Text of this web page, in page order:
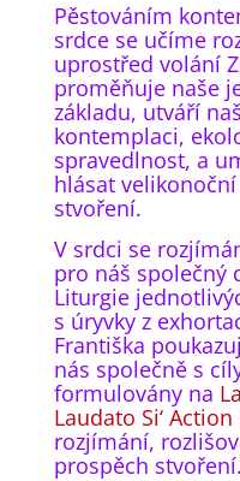
Pěstováním
srdce se učíme
uprostřed volání
proměňuje naše
základu, utváří
kontemplaci,
spravedlnost, a
hlásat
stvoření.
V srdci se
pro náš společný
Liturgie
s úryvky z
Františka
nás společně s
formulovány na
Laudato Si‘Action
rozjímání,
prospěch stvoření.